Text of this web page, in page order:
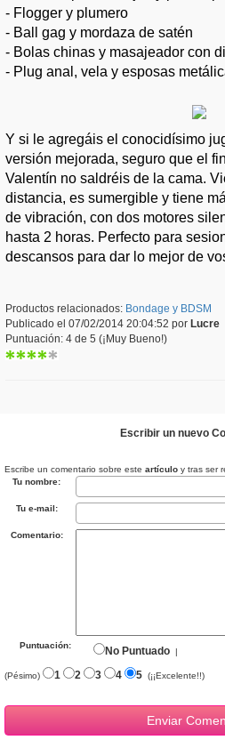
- Flogger y plumero
- Ball gag y mordaza de satén
- Bolas chinas y masajeador con
- Plug anal, vela y esposas
Y si le agregáis el conocidísimo
versión mejorada, seguro que el
Valentín no saldréis de la cama.
distancia, es sumergible y tiene
de vibración, con dos motores
hasta 2 horas. Perfecto para
descansos para dar lo mejor de
Productos relacionados: Bondage y BDSM
Publicado el 07/02/2014 20:04:52 por Lucre
Puntuación: 4 de 5 (¡Muy Bueno!)
Escribir un nuevo
Escribe un comentario sobre este artículo y tras ser
Tu nombre:
Tu e-mail:
Comentario:
Puntuación: No Puntuado |
(Pésimo) 1 2 3 4 5 (¡¡Excelente!!)